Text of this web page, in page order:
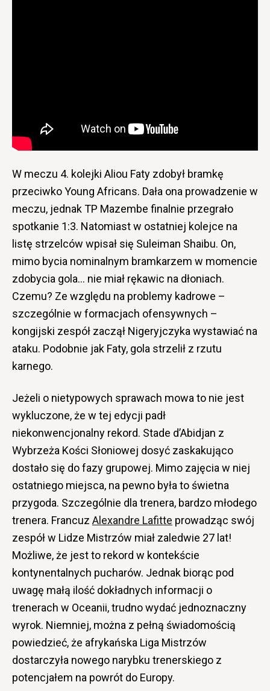
W meczu 4. kolejki Aliou Faty zdobył bramkę
przeciwko Young Africans. Dała ona prowadzenie w
meczu, jednak TP Mazembe finalnie przegrało
spotkanie 1:3. Natomiast w ostatniej kolejce na
listę strzelców wpisał się Suleiman Shaibu. On,
mimo bycia nominalnym bramkarzem w momencie
zdobycia gola… nie miał rękawic na dłoniach.
Czemu? Ze względu na problemy kadrowe –
szczególnie w formacjach ofensywnych –
kongijski zespół zaczął Nigeryjczyka wystawiać na
ataku. Podobnie jak Faty, gola strzelił z rzutu
karnego.
Jeżeli o nietypowych sprawach mowa to nie jest
wykluczone, że w tej edycji padł
niekonwencjonalny rekord. Stade d’Abidjan z
Wybrzeża Kości Słoniowej dosyć zaskakująco
dostało się do fazy grupowej. Mimo zajęcia w niej
ostatniego miejsca, na pewno była to świetna
przygoda. Szczególnie dla trenera, bardzo młodego
trenera. Francuz Alexandre Lafitte prowadząc swój
zespół w Lidze Mistrzów miał zaledwie 27 lat!
Możliwe, że jest to rekord w kontekście
kontynentalnych pucharów. Jednak biorąc pod
uwagę małą ilość dokładnych informacji o
trenerach w Oceanii, trudno wydać jednoznaczny
wyrok. Niemniej, można z pełną świadomością
powiedzieć, że afrykańska Liga Mistrzów
dostarczyła nowego narybku trenerskiego z
potencjałem na powrót do Europy.